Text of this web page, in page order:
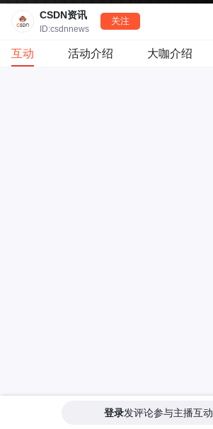
CSDN资讯
ID:csdnnews
关注
互动 活动介绍 大咖介绍
登录发评论参与主播互动